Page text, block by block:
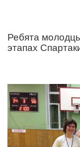
Ребята
этапах